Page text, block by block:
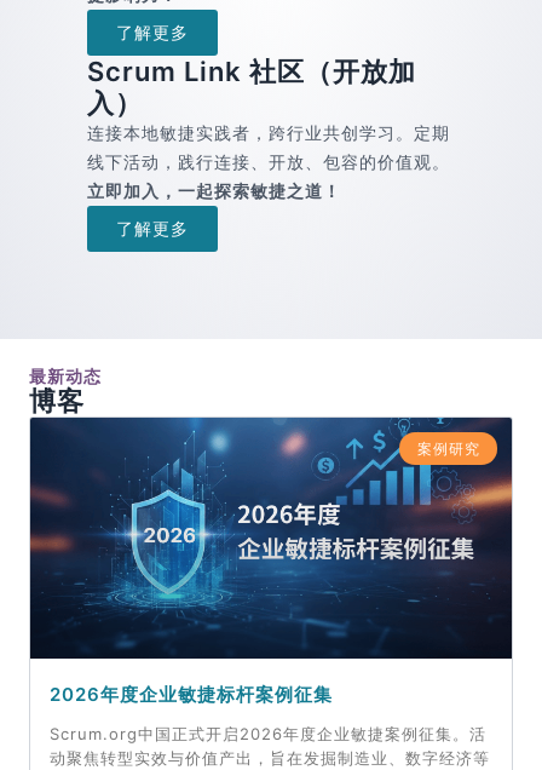
了解更多
Scrum Link 社区（开放加
入）
连接本地敏捷实践者，跨行业共创学习。定期
线下活动，践行连接、开放、包容的价值观。
立即加入，一起探索敏捷之道！
了解更多
最新动态
博客
案例研究
2026年度企业敏捷标杆案例征集
Scrum.org中国正式开启2026年度企业敏捷案例征集。活
动聚焦转型实效与价值产出，旨在发掘制造业、数字经济等